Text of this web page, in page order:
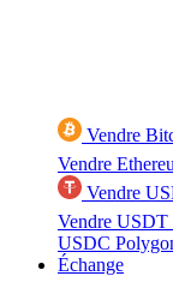
Vendre
Vendre
Vendre
Vendre USDT
USDC
Échange